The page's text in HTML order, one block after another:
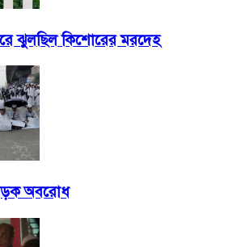
ঝুলছিল কিশোরের মরদেহ
অবরোধ